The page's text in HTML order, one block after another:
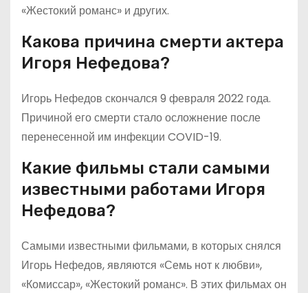
«Жестокий романс» и других.
Какова причина смерти актера
Игоря Нефедова?
Игорь Нефедов скончался 9 февраля 2022 года.
Причиной его смерти стало осложнение после
перенесенной им инфекции COVID-19.
Какие фильмы стали самыми
известными работами Игоря
Нефедова?
Самыми известными фильмами, в которых снялся
Игорь Нефедов, являются «Семь нот к любви»,
«Комиссар», «Жестокий романс». В этих фильмах он